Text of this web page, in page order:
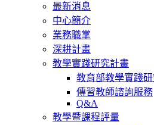
最新消息
中心簡介
業務職掌
深耕計畫
教學實踐研究計畫
教育部教學實踐
傳習教師諮詢服務
Q&A
教學暨課程評量